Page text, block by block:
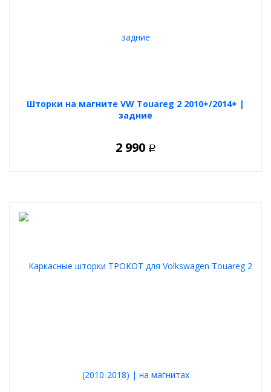
Шторки на магните VW Touareg 2 2010+/2014+ |
задние
2 990 Р